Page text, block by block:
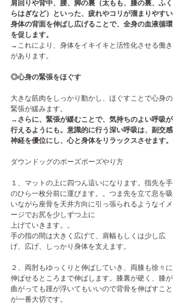
肩回りや背中、腰、脚の裏（太もも、膝の裏、ふく
らはぎなど）といった、疲れやコリが溜まりやすい
身体の背面を伸ばし広げることで、全身の血液循環
を促します。
→これにより、身体をイキイキと活性化させる働き
があります。
◎心身の緊張をほぐす
大きな筋肉をしっかり動かし、ほぐすことで心身の
緊張が緩みます。
→さらに、緊張が緩むことで、気持ちのよい呼吸が
行えるようにも。意識的に行う深い呼吸は、副交感
神経を優位にし、心と身体をリラックスさせます。
ダウンドッグのポーズポーズやり方
１、マットの上に四つん這いになります。指先を手
のひら一枚分前に運びます。。つま先を立て息を吸
いながら座骨を天井方向に引っ張られるようなイメ
ージでお尻を少しずつ上に
上げていきます。。
手の指の間は大きく広げて、肩幅もしくは少し広
げ、広げ、しっかり身体を支えます。
２、両肘もゆっくりと伸ばしていき、両膝も徐々に
伸ばせるところまで伸ばします。膝裏が硬く、膝が
曲がっても踵が浮いてもいいので背骨を伸ばすこと
が一番大切です。